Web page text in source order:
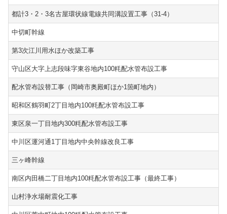
都計3・2・3名古屋環状線電線共同溝設置工事（31-4）
中切町幹線
第3次江川用水ほか改築工事
守山区大字上志段味字東谷地内100粍配水管布設工事
配水管布設替工事（岡崎市奥殿町ほか1箇町地内）
昭和区鶴羽町2丁目地内100粍配水管布設工事
東区泉一丁目地内300粍配水管布設工事
中川区運河通1丁目地内中央幹線改良工事
三ヶ峰幹線
南区内田橋二丁目地内100粍配水管布設工事（最終工事）
山村浄水場耐震化工事